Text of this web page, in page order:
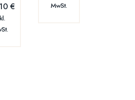
€
MwSt.